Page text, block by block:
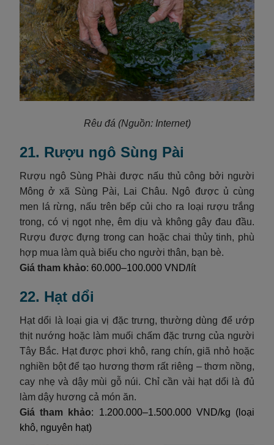
Rêu đá (Nguồn: Internet)
21. Rượu ngô Sùng Pài
Rượu ngô Sùng Phài được nấu thủ công bởi người
Mông ở xã Sùng Pài, Lai Châu. Ngô được ủ cùng
men lá rừng, nấu trên bếp củi cho ra loại rượu trắng
trong, có vị ngọt nhẹ, êm dịu và không gây đau đầu.
Rượu được đựng trong can hoặc chai thủy tinh, phù
hợp mua làm quà biếu cho người thân, bạn bè.
Giá tham khảo: 60.000–100.000 VND/lít
22. Hạt dổi
Hạt dổi là loại gia vị đặc trưng, thường dùng để ướp
thịt nướng hoặc làm muối chấm đặc trưng của người
Tây Bắc. Hạt được phơi khô, rang chín, giã nhỏ hoặc
nghiền bột để tạo hương thơm rất riêng – thơm nồng,
cay nhẹ và dậy mùi gỗ núi. Chỉ cần vài hạt dổi là đủ
làm dậy hương cả món ăn.
Giá tham khảo: 1.200.000–1.500.000 VND/kg (loại
khô, nguyên hạt)